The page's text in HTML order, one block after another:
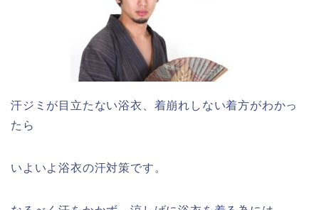
汗ジミが目立たない浴衣、着崩れしない着方がわかっ
たら
いよいよ浴衣の汗対策です。